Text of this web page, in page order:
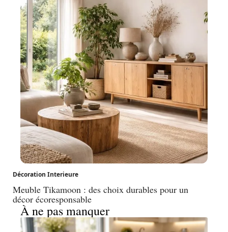
Décoration Interieure
Meuble Tikamoon : des choix durables pour un
décor écoresponsable
À ne pas manquer